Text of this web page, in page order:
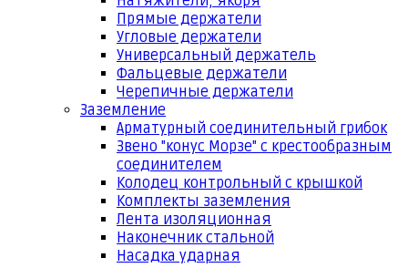
Прямые держатели
Угловые держатели
Универсальный держатель
Фальцевые держатели
Черепичные держатели
Заземление
Арматурный соединительный грибок
Звено "конус Морзе" с крестообразным
соединителем
Колодец контрольный с крышкой
Комплекты заземления
Лента изоляционная
Наконечник стальной
Насадка ударная